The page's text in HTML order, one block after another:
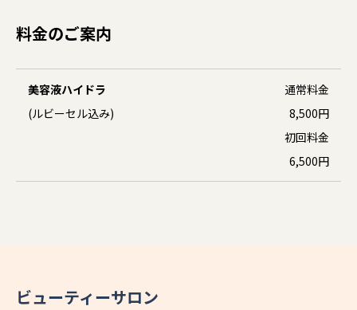
料金のご案内
美容液ハイドラ
(ルビーセル込み)
通常料金
8,500円
初回料金
6,500円
ビューティーサロン